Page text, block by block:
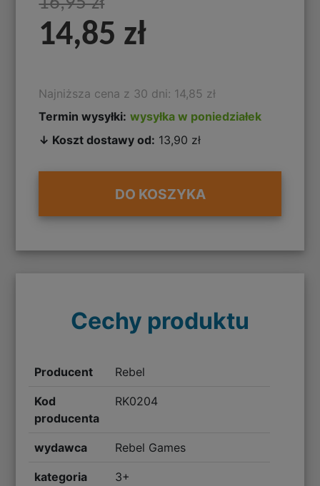
14,85 zł
Najniższa cena z 30 dni: 14,85 zł
Termin wysyłki: wysyłka w poniedziałek
↓ Koszt dostawy od: 13,90 zł
DO KOSZYKA
Cechy produktu
Producent Rebel
Kod
producenta
RK0204
wydawca Rebel Games
kategoria
3+